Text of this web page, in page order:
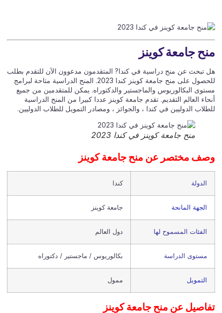
جامعة كوينز
تبحث عن منح دراسية في كندا? المتقدمون مدعوون الآن للتقدم بطلب
للحصول على منح جامعة كوينز كندا 2023. المنح الدراسية متاحة لبرامج
البكالوريوس والماجستير والدكتوراه. يمكن للمتقدمين من جميع
العالم التقديم. تقدم جامعة كوينز عددا كبيرا من المنح الدراسية
الدوليين في كندا ، والجوائز ، ومصادر التمويل للطلاب الدوليين.
منح جامعة كوينز في كندا 2023
مختصر عن منح جامعة كوينز
الدولة
الجهة المانحة جامعة كوينز
الفئات المسموح لها دول العالم
مستوى الدراسة بكالوريوس / ماجستير / دكتوراه
التمويل ممول
عن منح جامعة كوينز